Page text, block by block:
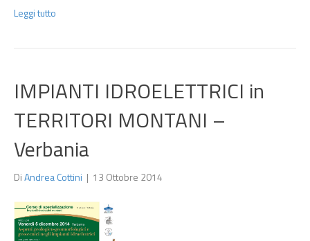
Leggi tutto
IMPIANTI IDROELETTRICI in
TERRITORI MONTANI –
Verbania
DiAndrea Cottini | 13 Ottobre 2014